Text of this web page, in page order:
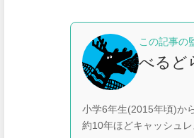
この記事の
べるど
小学6年生(2015年頃)か
約10年ほどキャッシュ